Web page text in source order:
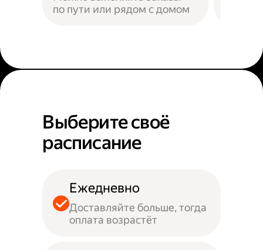
по пути или рядом с домом
Выберите своё
расписание
Ежедневно
Доставляйте больше, тогда
оплата возрастёт